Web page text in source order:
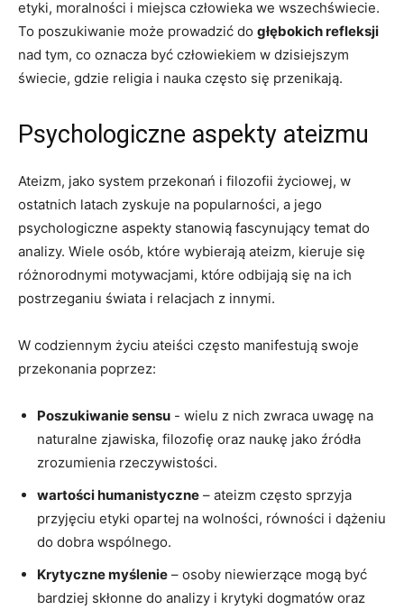
etyki, moralności i miejsca⁢ człowieka we wszechświecie.
To​ poszukiwanie może prowadzić do głębokich‍ refleksji
nad tym, co⁣ oznacza być człowiekiem w dzisiejszym
świecie, gdzie religia i nauka często⁢ się przenikają.
Psychologiczne aspekty ateizmu
Ateizm, jako system przekonań i filozofii życiowej, w
ostatnich latach zyskuje na popularności, a jego
psychologiczne aspekty stanowią fascynujący temat do
analizy. Wiele osób,⁢ które wybierają ateizm, kieruje‌ się
różnorodnymi motywacjami, które odbijają się na ich
postrzeganiu świata i relacjach z innymi.
W codziennym życiu ateiści często ⁢manifestują swoje ​
przekonania poprzez:
Poszukiwanie⁤ sensu ​- wielu z nich zwraca uwagę na
naturalne zjawiska, filozofię ⁣oraz‌ naukę jako źródła
zrozumienia rzeczywistości.
wartości humanistyczne – ateizm‌ często sprzyja
przyjęciu etyki opartej na wolności, równości i dążeniu
do dobra wspólnego.
Krytyczne ⁤myślenie – osoby niewierzące mogą być
bardziej skłonne​ do analizy i krytyki dogmatów oraz